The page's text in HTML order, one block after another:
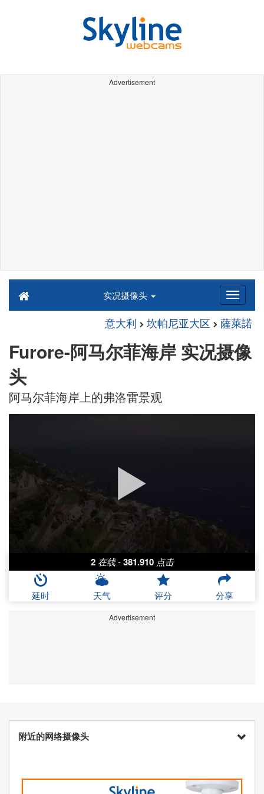
Advertisement
实况摄像头
意大利 坎帕尼亚大区 薩萊諾
Furore-阿马尔菲海岸 实况摄像
头
阿马尔菲海岸上的弗洛雷景观
2 在线 - 381.910 点击
延时 天气 评分 分享
Advertisement
附近的网络摄像头